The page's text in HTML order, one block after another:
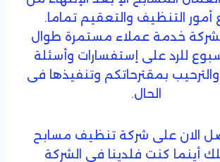
التنظيف والتعقيم تماما.
خدمة عملاء مستمرة طوال
للرد على إستفسارات وأسئلة
والترحيب بمقترحاتكم وتنفيذها فى
الحال.
الان على شركة تنظيف مسابح
أينما كنت فلدينا فى الشركة